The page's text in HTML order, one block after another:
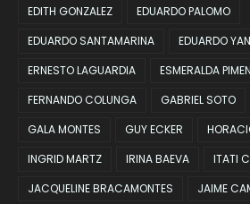
EDITH GONZALEZ
EDUARDO PALOMO
EDUARDO SANTAMARINA
EDUARDO
ERNESTO LAGUARDIA
ESMERALDA
FERNANDO COLUNGA
GABRIEL SOTO
GALA MONTES
GUY ECKER
INGRID MARTZ
IRINA BAEVA
ITATI
JACQUELINE BRACAMONTES
JAIME